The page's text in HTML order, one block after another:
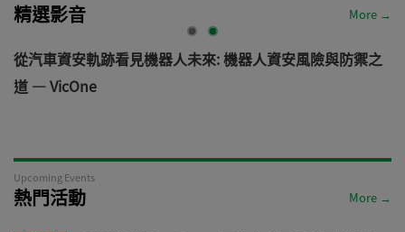
精選影音 More →
從汽車資安軌跡看見機器人未來: 機器人資安風險與防禦之
道 — VicOne
Upcoming Events
熱門活動 More →